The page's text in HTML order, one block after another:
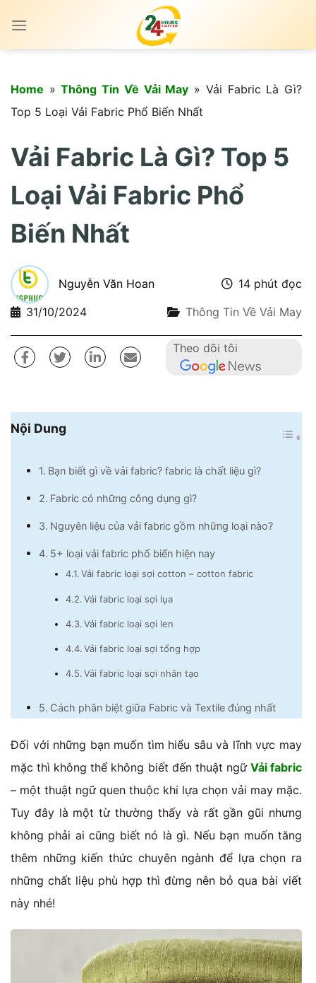
Home »Thông Tin Về Vải May » Vải Fabric Là Gì?
Top 5 Loại Vải Fabric Phổ Biến Nhất
Vải Fabric Là Gì? Top 5
Loại Vải Fabric Phổ
Biến Nhất
Nguyễn Văn Hoan
14 phút đọc
31/10/2024
Thông Tin Về Vải May
Theo dõi tôi
Nội Dung
Bạn biết gì về vải fabric? fabric là chất liệu gì?
Fabric có những công dụng gì?
Nguyên liệu của vải fabric gồm những loại nào?
5+ loại vải fabric phổ biến hiện nay
Vải fabric loại sợi cotton – cotton fabric
Vải fabric loại sợi lụa
Vải fabric loại sợi len
Vải fabric loại sợi tổng hợp
Vải fabric loại sợi nhân tạo
Cách phân biệt giữa Fabric và Textile đúng nhất
Đối với những bạn muốn tìm hiểu sâu và lĩnh vực may
mặc thì không thể không biết đến thuật ngữ Vải fabric
– một thuật ngữ quen thuộc khi lựa chọn vải may mặc.
Tuy đây là một từ thường thấy và rất gần gũi nhưng
không phải ai cũng biết nó là gì. Nếu bạn muốn tăng
thêm những kiến thức chuyên ngành để lựa chọn ra
những chất liệu phù hợp thì đừng nên bỏ qua bài viết
này nhé!